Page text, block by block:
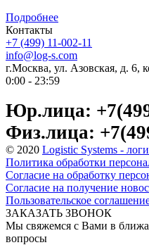
Подробнее
Контакты
+7 (499) 11-002-11
info@log-s.com
г.Москва, ул. Азовская, д. 6,
0:00 - 23:59
Юр.лица:
Физ.лица:
© 2020 Logistic Systems -
Политика обработки
Согласие на обработку
Согласие на получение
Пользовательское
ЗАКАЗАТЬ ЗВОНОК
Мы свяжемся с Вами в
вопросы